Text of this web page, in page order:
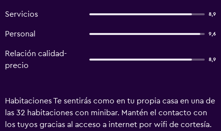
Servicios 8,9
Personal 9,6
Relación calidad-
precio
8,9
Habitaciones Te sentirás como en tu propia casa en una de
las 32 habitaciones con minibar. Mantén el contacto con
los tuyos gracias al acceso a internet por wifi de cortesía.